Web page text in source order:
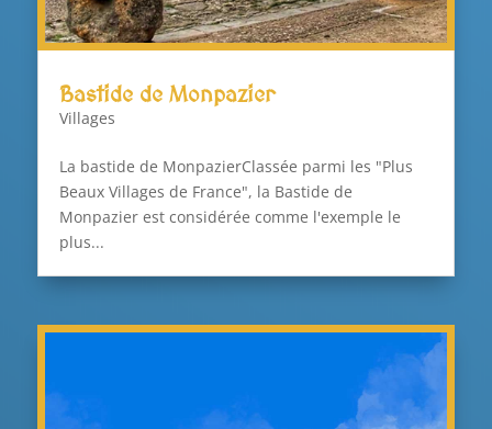
Bastide de Monpazier
Villages
La bastide de MonpazierClassée parmi les "Plus
Beaux Villages de France", la Bastide de
Monpazier est considérée comme l'exemple le
plus...